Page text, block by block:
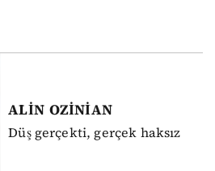
ALİN OZİNİAN
Düş gerçekti, gerçek haksız